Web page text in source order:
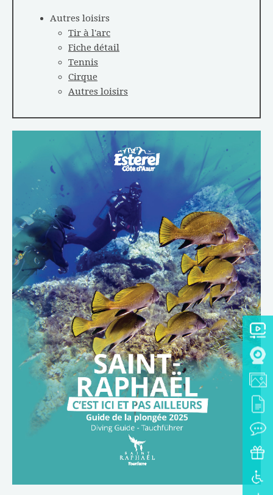
Autres loisirs
Tir à l'arc
Fiche détail
Tennis
Cirque
Autres loisirs
TÉLÉCHARGER